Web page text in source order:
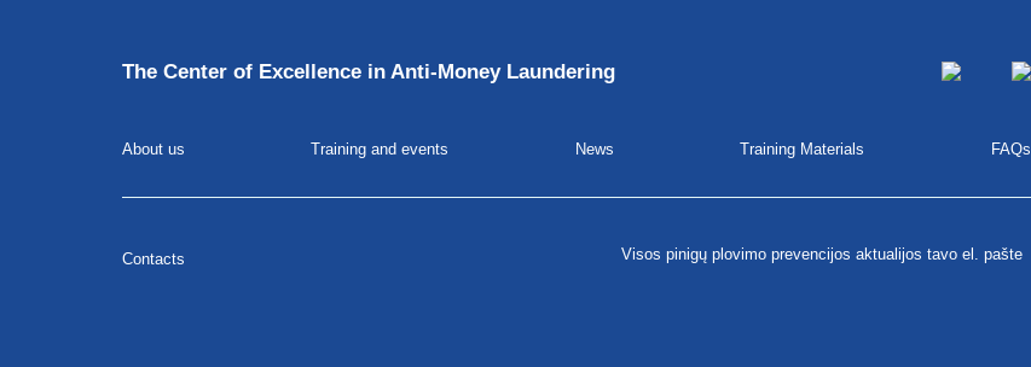
The Center of Excellence in Anti-Money Laundering
About us Training and events News Training Materials FAQs
Contacts Visos pinigų plovimo prevencijos aktualijos tavo el. pašte